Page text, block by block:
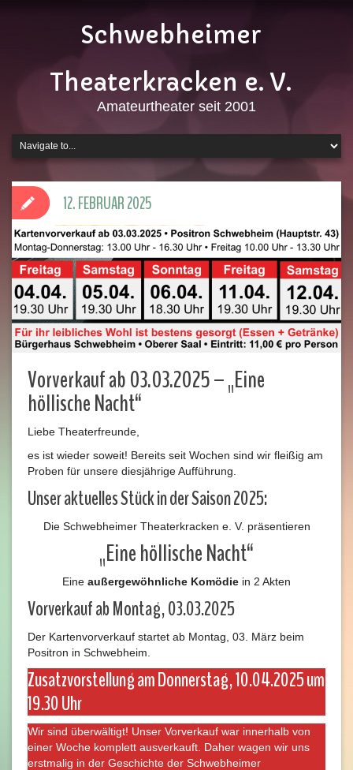
Schwebheimer
Theaterkracken e. V.
Amateurtheater seit 2001
Vorverkauf ab 03.03.2025 – „Eine
höllische Nacht“
Liebe Theaterfreunde,
es ist wieder soweit! Bereits seit Wochen sind wir fleißig am
Proben für unsere diesjährige Aufführung.
Unser aktuelles Stück in der Saison 2025:
Die Schwebheimer Theaterkracken e. V. präsentieren
„Eine höllische Nacht“
Eine außergewöhnliche Komödie in 2 Akten
Vorverkauf ab Montag, 03.03.2025
Der Kartenvorverkauf startet ab Montag, 03. März beim
Positron in Schwebheim.
Zusatzvorstellung am Donnerstag, 10.04.2025 um
19.30 Uhr
Wir sind überwältigt! Unser Vorverkauf war innerhalb von
einer Woche komplett ausverkauft. Daher wagen wir uns
erstmalig in der Geschichte der Schwebheimer
12. FEBRUAR 2025